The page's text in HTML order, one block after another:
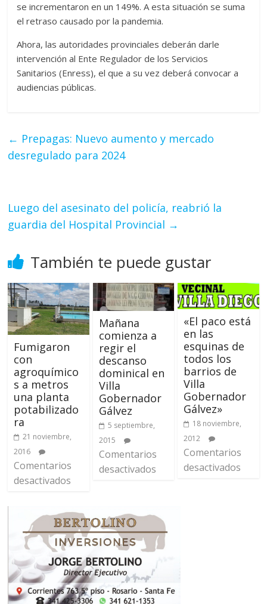
se incrementaron en un 149%. A esta situación se suma
el retraso causado por la pandemia.
Ahora, las autoridades provinciales deberán darle
intervención al Ente Regulador de los Servicios
Sanitarios (Enress), el que a su vez deberá convocar a
audiencias públicas.
← Prepagas: Nuevo aumento y mercado
desregulado para 2024
Luego del asesinato del policía, reabrió la
guardia del Hospital Provincial →
También te puede gustar
Fumigaron
con
agroquímico
s a metros
una planta
potabilizado
ra
21 noviembre,
2016
Comentarios
desactivados
Mañana
comienza a
regir el
descanso
dominical en
Villa
Gobernador
Gálvez
5 septiembre,
2015
Comentarios
desactivados
«El paco está
en las
esquinas de
todos los
barrios de
Villa
Gobernador
Gálvez»
18 noviembre,
2012
Comentarios
desactivados